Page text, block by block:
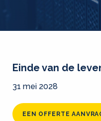
Einde van de
31 mei 2028
EEN OFFERTE